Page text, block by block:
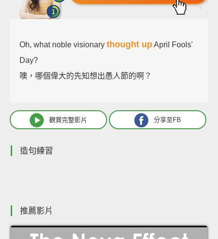
Oh, what noble visionary thought upApril Fools'
Day?
噢，哪個偉大的先知想出愚人節的啊？
觀賞完整影片 分享至FB
造句練習
推薦影片